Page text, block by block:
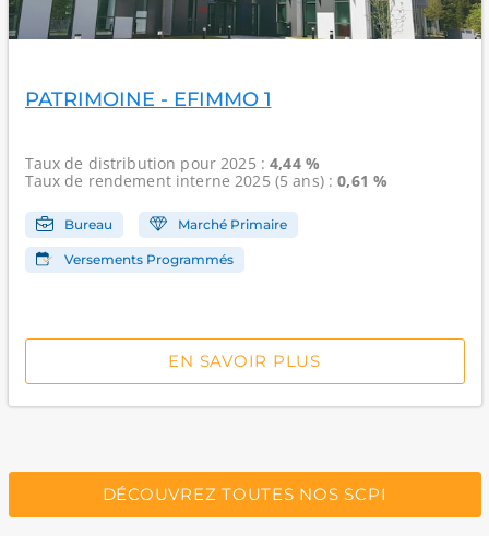
PATRIMOINE - EFIMMO 1
Taux de distribution pour 2025 :4,44 %
Taux de rendement interne2025 (5 ans) :0,61 %
Bureau Marché Primaire
Versements Programmés
EN SAVOIR PLUS
DÉCOUVREZ TOUTES NOS SCPI